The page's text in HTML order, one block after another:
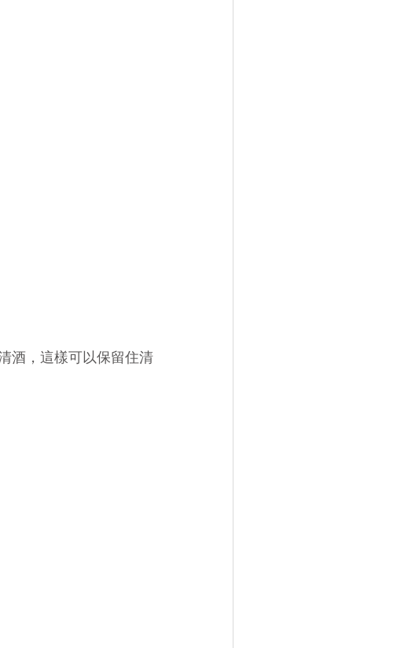
酒，這樣可以保留住清